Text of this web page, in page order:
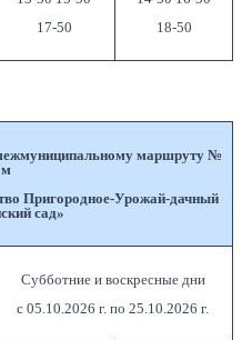
17-50
18-50
маршруту №
м
Пригородное-Урожай-дачный
сад»
Субботние и воскресные дни
с 05.10.2026 г. по 25.10.2026 г.